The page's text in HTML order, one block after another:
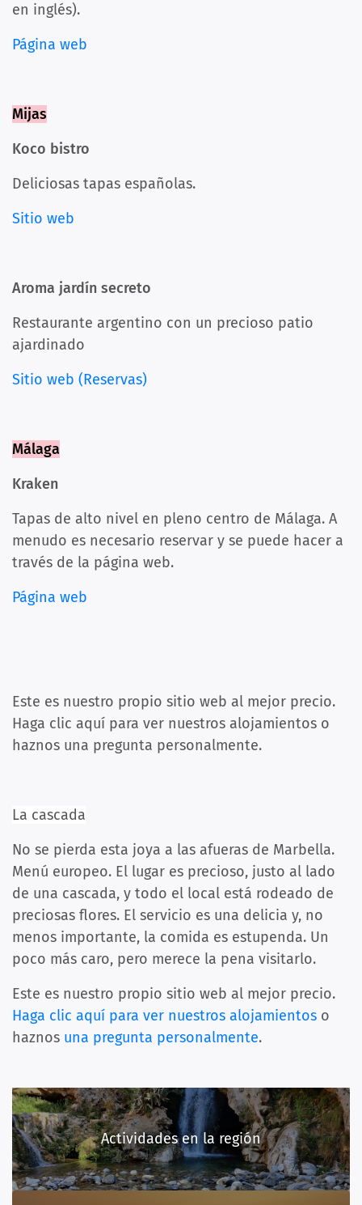
en inglés).
Página web
Mijas
Koco bistro
Deliciosas tapas españolas.
Sitio web
Aroma jardín secreto
Restaurante argentino con un precioso patio
ajardinado
Sitio web (Reservas)
Málaga
Kraken
Tapas de alto nivel en pleno centro de Málaga. A
menudo es necesario reservar y se puede hacer a
través de la página web.
Página web
Este es nuestro propio sitio web al mejor precio.
Haga clic aquí para ver nuestros alojamientos o
haznos una pregunta personalmente.
La cascada
No se pierda esta joya a las afueras de Marbella.
Menú europeo. El lugar es precioso, justo al lado
de una cascada, y todo el local está rodeado de
preciosas flores. El servicio es una delicia y, no
menos importante, la comida es estupenda. Un
poco más caro, pero merece la pena visitarlo.
Este es nuestro propio sitio web al mejor precio.
Haga clic aquí para ver nuestros alojamientos o
haznos una pregunta personalmente.
Actividades en la región